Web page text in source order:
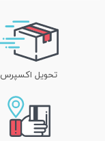
تحویل اکسپرس